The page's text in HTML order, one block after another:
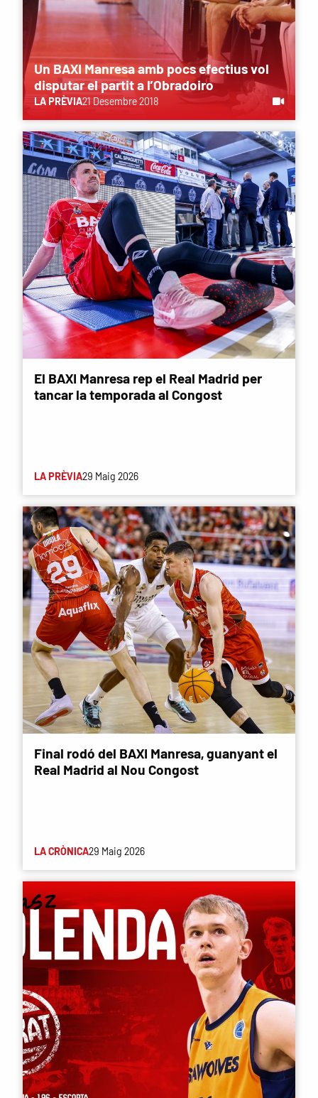
Un BAXI Manresa amb pocs efectius vol
disputar el partit a l’Obradoiro
LA PRÈVIA21 Desembre 2018
El BAXI Manresa rep el Real Madrid per
tancar la temporada al Congost
LA PRÈVIA29 Maig 2026
Final rodó del BAXI Manresa, guanyant el
Real Madrid al Nou Congost
LA CRÒNICA29 Maig 2026